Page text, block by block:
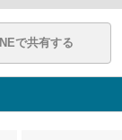
で共有する